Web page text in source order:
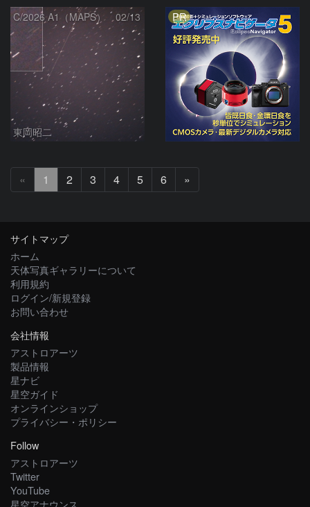
C/2026 A1（MAPS） 02/13
東岡昭二
PR
« 1 2 3 4 5 6 »
へ
サイトマップ
ホーム
天体写真ギャラリーについて
利用規約
ログイン/新規登録
お問い合わせ
会社情報
アストロアーツ
製品情報
星ナビ
星空ガイド
オンラインショップ
プライバシー・ポリシー
Follow
アストロアーツ
Twitter
YouTube
星空アナウンス